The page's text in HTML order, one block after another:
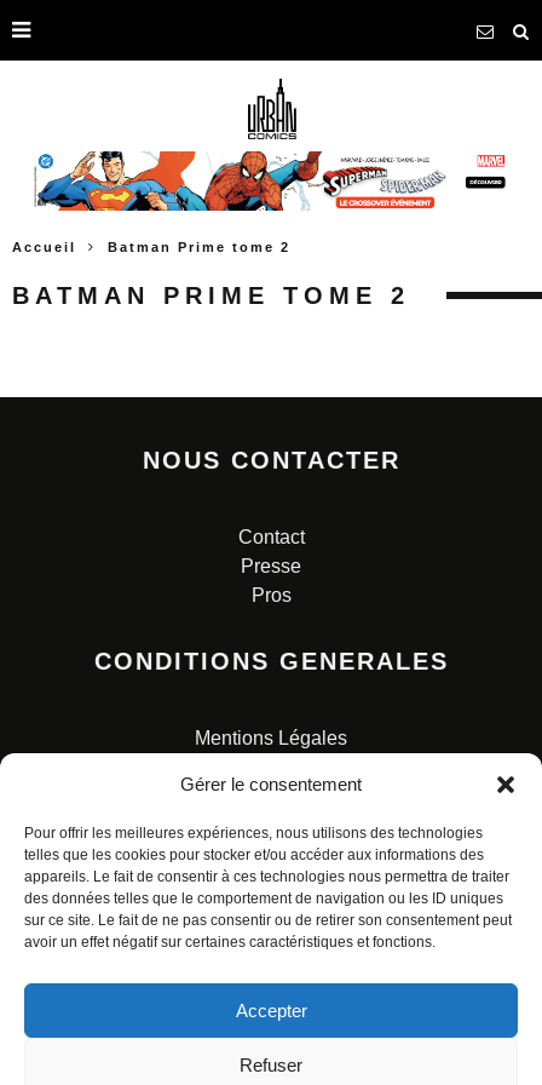
Gérer le consentement
Pour offrir les meilleures expériences, nous utilisons des technologies
telles que les cookies pour stocker et/ou accéder aux informations des
appareils. Le fait de consentir à ces technologies nous permettra de traiter
des données telles que le comportement de navigation ou les ID uniques
sur ce site. Le fait de ne pas consentir ou de retirer son consentement peut
avoir un effet négatif sur certaines caractéristiques et fonctions.
Accepter
Refuser
Accueil Batman Prime tome 2
BATMAN PRIME TOME 2
NOUS CONTACTER
Contact
Presse
Pros
CONDITIONS GENERALES
Mentions Légales
Charte pour la protection des données personnelles
© ALL RIGHTS RESERVED. URBAN COMICS POUR LES